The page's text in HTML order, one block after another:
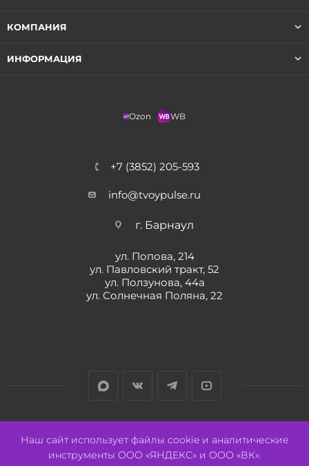
КОМПАНИЯ
ИНФОРМАЦИЯ
Ozon WB
+7 (3852) 205-593
info@tvoypulse.ru
г. Барнаул
ул. Попова, 214
ул. Павловский тракт, 52
ул. Ползунова, 44а
ул. Солнечная Поляна, 22
Разработано:Авалон
Наш сайт использует файлы cookie и аналитические
инструменты ООО «ЯНДЕКС» и ООО «ВК».